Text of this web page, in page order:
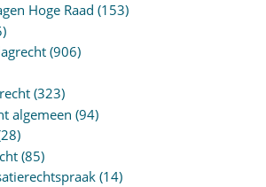
Hoge Raad (153)
(906)
(323)
algemeen (94)
(85)
(14)